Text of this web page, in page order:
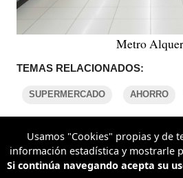
Metro
TEMAS RELACIONADOS:
SUPERMERCADO AHORRO
Usamos "Cookies" propias y de
información estadística y mostrarle
Si continúa navegando acepta su